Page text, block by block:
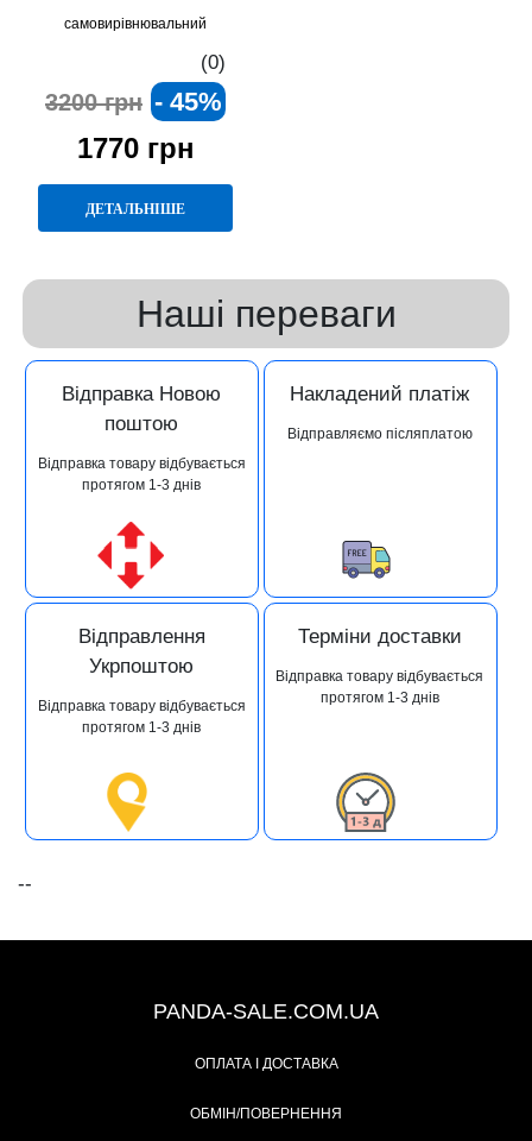
самовирівнювальний
(0)
3200 грн - 45%
1770 грн
ДЕТАЛЬНІШЕ
Наші переваги
Відправка Новою
поштою
Відправка товару відбувається
протягом 1-3 днів
Накладений платіж
Відправляємо післяплатою
Відправлення
Укрпоштою
Відправка товару відбувається
протягом 1-3 днів
Терміни доставки
Відправка товару відбувається
протягом 1-3 днів
--
PANDA-SALE.COM.UA
ОПЛАТА І ДОСТАВКА
ОБМІН/ПОВЕРНЕННЯ